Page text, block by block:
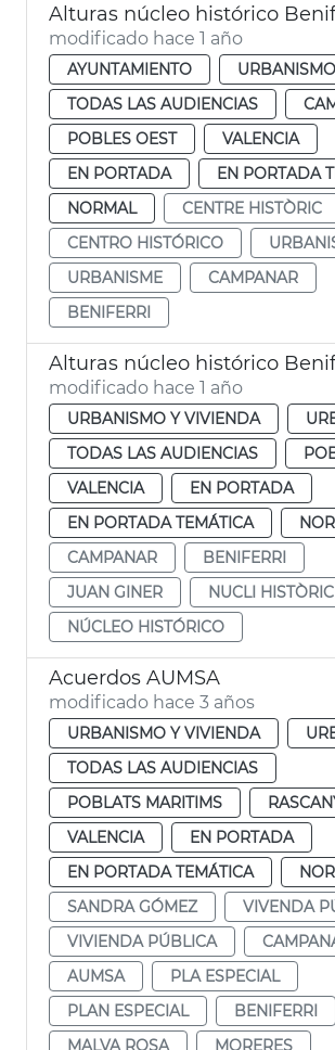
Alturas núcleo histórico
modificado hace 1 año
AYUNTAMIENTO
URBANISMO
TODAS LAS AUDIENCIAS
POBLES OEST
VALENCIA
EN PORTADA
EN PORTADA
NORMAL
CENTRE HISTÒRIC
CENTRO HISTÓRICO
URBANISME
CAMPANAR
BENIFERRI
modificado hace 1 año
URBANISMO Y VIVIENDA
TODAS LAS AUDIENCIAS
VALENCIA
EN PORTADA
EN PORTADA TEMÁTICA
CAMPANAR
BENIFERRI
JUAN GINER
NUCLI HISTÒRIC
NÚCLEO HISTÓRICO
Acuerdos AUMSA
modificado hace 3 años
URBANISMO Y VIVIENDA
TODAS LAS AUDIENCIAS
POBLATS MARITIMS
VALENCIA
EN PORTADA
EN PORTADA TEMÁTICA
SANDRA GÓMEZ
VIVENDA
VIVIENDA PÚBLICA
AUMSA
PLA ESPECIAL
PLAN ESPECIAL
BENIFERRI
MALVA ROSA
MORERES